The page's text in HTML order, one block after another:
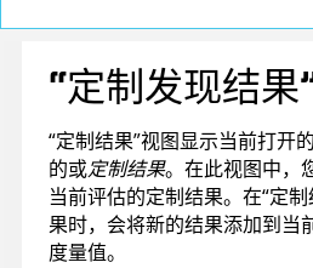
“定制发现结果
“定制结果”视图显示当前打开
的或定制结果。在此视图中，
当前评估的定制结果。在“定
果时，会将新的结果添加到当
度量值。